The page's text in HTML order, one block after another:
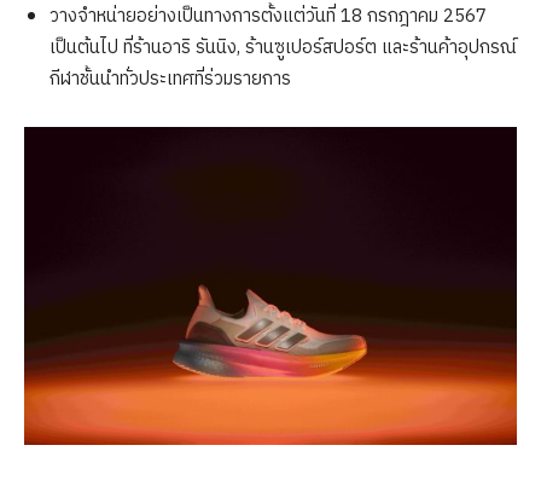
วางจำหน่ายอย่างเป็นทางการตั้งแต่วันที่ 18 กรกฎาคม 2567
เป็นต้นไป ที่ร้านอาริ รันนิง, ร้านซูเปอร์สปอร์ต และร้านค้าอุปกรณ์
กีฬาชั้นนำทั่วประเทศที่ร่วมรายการ